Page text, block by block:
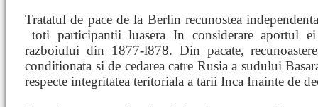
Tratatul de pace de la Berlin recunostea
toti participantii luasera In considerare aportul
razboiului din 1877-l878. Din pacate,
conditionata si de cedarea catre Rusia a sudului
respecte integritatea teritoriala a tarii Inca Inainte de